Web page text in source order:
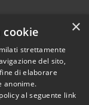
2026 • Comune di
• Powered by
•Accesso
×
strettamente
del sito,
di elaborare
anonime.
al seguente link